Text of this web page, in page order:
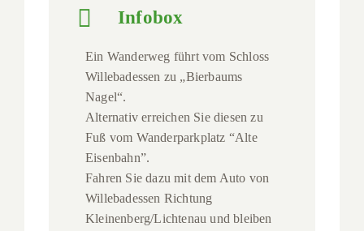
Infobox
Ein Wanderweg führt vom Schloss
Willebadessen zu „Bierbaums
Nagel“.
Alternativ erreichen Sie diesen zu
Fuß vom Wanderparkplatz “Alte
Eisenbahn”.
Fahren Sie dazu mit dem Auto von
Willebadessen Richtung
Kleinenberg/Lichtenau und bleiben